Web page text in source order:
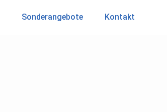
Sonderangebote Kontakt